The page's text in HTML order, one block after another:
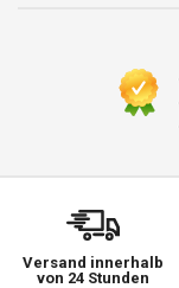
Versand innerhalb
von 24 Stunden